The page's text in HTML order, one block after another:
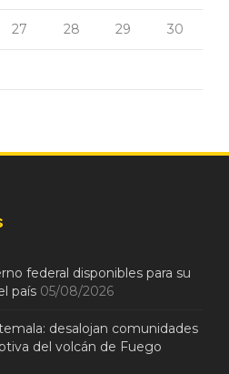
27 28 29 30
federal disponibles para su
país 05/08/2026
desalojan comunidades
del volcán de Fuego